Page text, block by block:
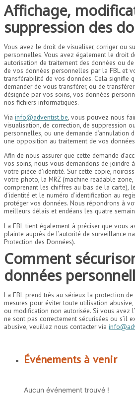
Affichage,
suppression des
Vous avez le droit de visualiser, corriger ou
personnelles. Vous avez également le droit
autorisation de traitement des données ou
de vos données personnelles par la FBL et
transférabilité de vos données. Cela signifie
demander de vous transférer, ou de
désignée par vos soins, vos données
nos fichiers informatiques.
Via info@adventist.be , vous pouvez nous
visualisation, de correction, de suppression
personnelles, ou une demande d’annulation
une opposition au traitement de vos
Afin de nous assurer que cette demande
vos soins, nous vous demandons de joindre
votre pièce d’identité. Sur cette copie,
votre photo, la MRZ (machine readable zone,
comprenant les chiffres au bas de la carte),
d’identité et le numéro d’identification au
protéger vos données. Nous répondrons à
meilleurs délais et endéans les quatre
La FBL tient également à préciser que vous
plainte auprès de l’autorité de surveillance
Protection des Données).
Comment
données
La FBL prend très au sérieux la protection
mesures pour éviter toute utilisation
ou modification non autorisée. Si vous avez
ne sont pas correctement sécurisées ou s’il
abusive, veuillez nous contacter via
Événements à venir
Aucun événement trouvé !